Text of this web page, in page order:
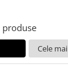
produse